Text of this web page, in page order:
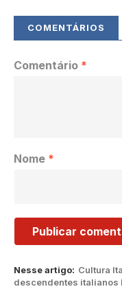
Nesse artigo: Cultura
descendentes italianos
Comentário *
Nome *